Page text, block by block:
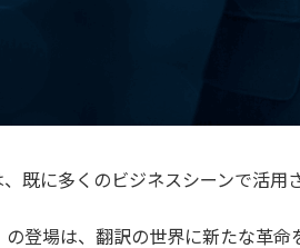
既に多くのビジネスシーンで活用
登場は、翻訳の世界に新たな革命